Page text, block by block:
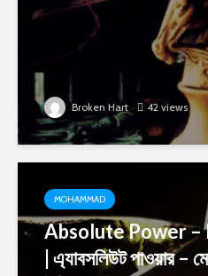
Broken Hart 42 views
MOHAMMAD
Absolute Power –
| এ্যাবসলিউট পাওয়ার –